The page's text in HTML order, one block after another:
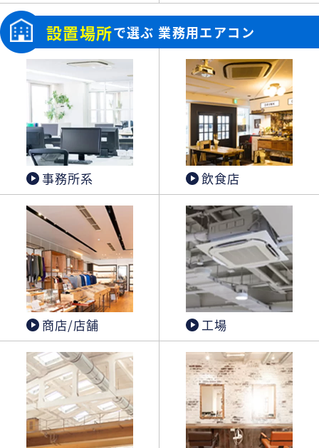
設置場所で選ぶ 業務用エアコン
事務所系 飲食店
商店/店舗 工場